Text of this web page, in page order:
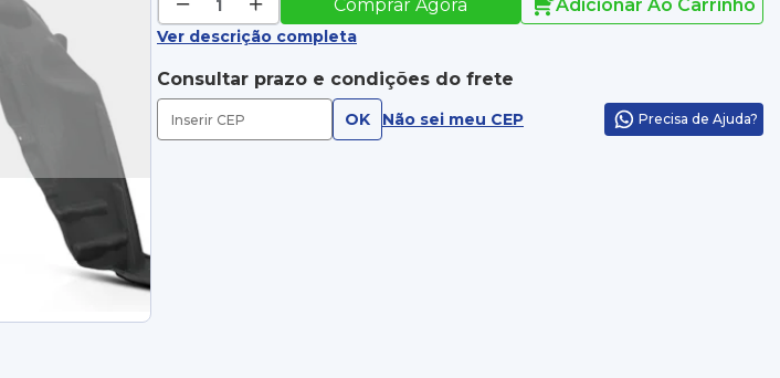
Comprar Agora Adicionar Ao Carrinho
Ver descrição completa
Consultar prazo e condições do frete
OK Não sei meu CEP Precisa de Ajuda?